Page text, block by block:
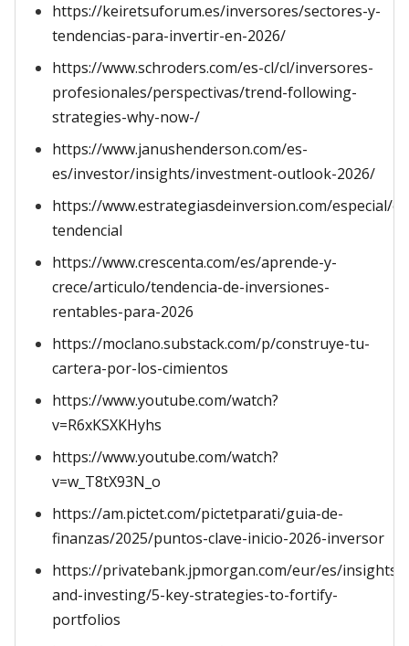
https://keiretsuforum.es/inversores/sectores-y-
tendencias-para-invertir-en-2026/
https://www.schroders.com/es-cl/cl/inversores-
profesionales/perspectivas/trend-following-
strategies-why-now-/
https://www.janushenderson.com/es-
es/investor/insights/investment-outlook-2026/
https://www.estrategiasdeinversion.com/especial/
tendencial
https://www.crescenta.com/es/aprende-y-
crece/articulo/tendencia-de-inversiones-
rentables-para-2026
https://moclano.substack.com/p/construye-tu-
cartera-por-los-cimientos
https://www.youtube.com/watch?
v=R6xKSXKHyhs
https://www.youtube.com/watch?
v=w_T8tX93N_o
https://am.pictet.com/pictetparati/guia-de-
finanzas/2025/puntos-clave-inicio-2026-inversor
https://privatebank.jpmorgan.com/eur/es/insights/
and-investing/5-key-strategies-to-fortify-
portfolios